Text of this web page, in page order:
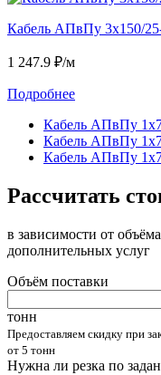
Кабель АПвПу 3х150/
1 247.9 ₽/м
Подробнее
Кабель АПвПу
Кабель АПвПу
Кабель АПвПу
Рассчитать
в зависимости от
дополнительных услуг
Объём поставки
тонн
Предоставляем скидку при
от 5 тонн
Нужна ли резка по